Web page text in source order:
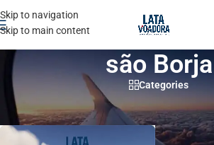
Skip to navigation
Skip to main content
são Borja
Categories
Início
Produtos marcados com a tag “são Borja”